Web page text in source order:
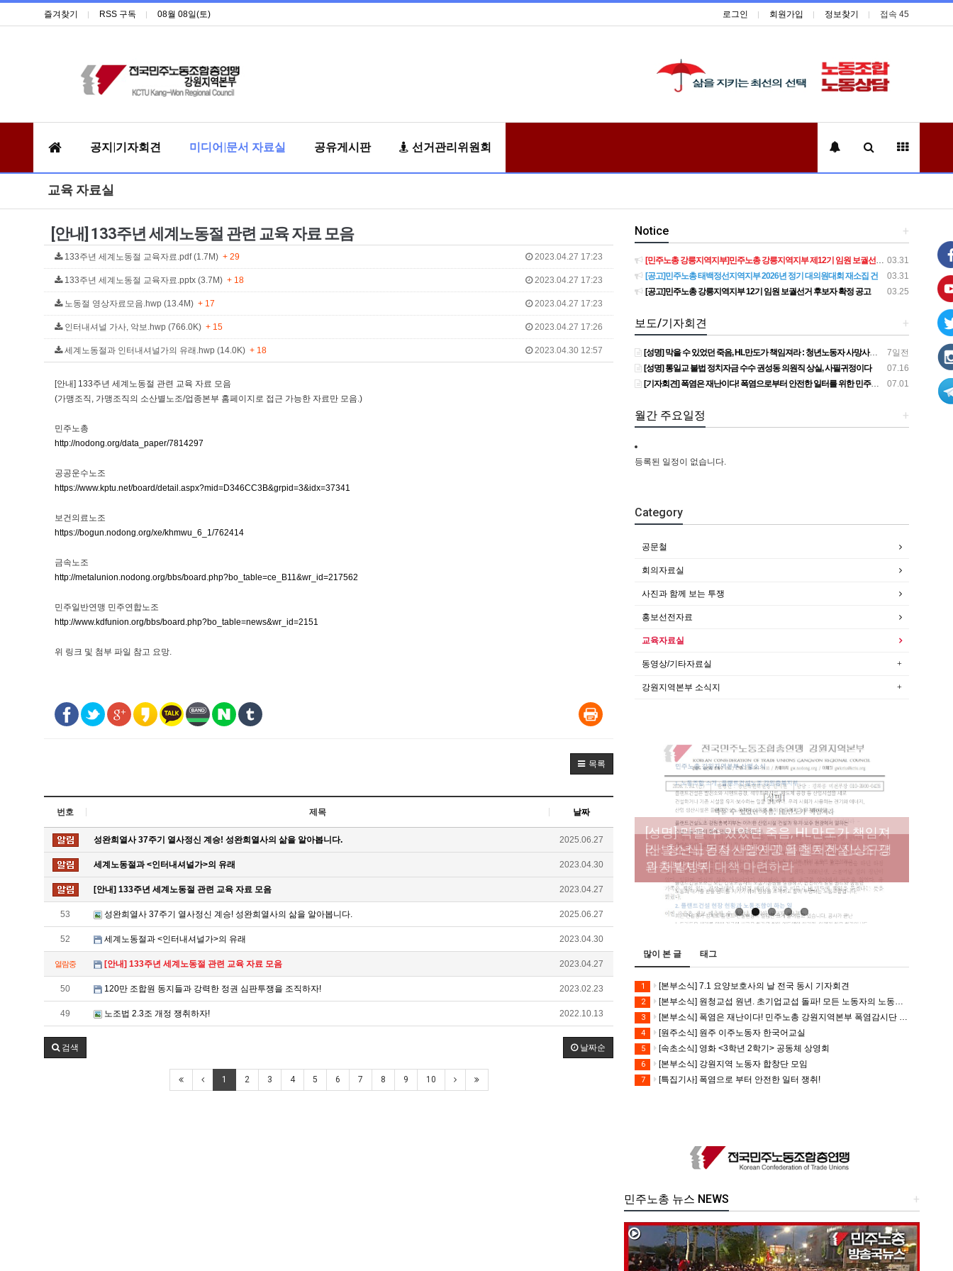
즐겨찾기 RSS 구독 08월 08일(토) 로그인 회원가입 정보찾기 접속 45
공지|기자회견 미디어|문서 자료실 공유게시판 선거관리위원회
교육 자료실
[안내] 133주년 세계노동절 관련 교육 자료 모음
2023.04.27 17:23
133주년 세계노동절 교육자료.pdf (1.7M) + 29
2023.04.27 17:23
133주년 세계노동절 교육자료.pptx (3.7M) + 18
2023.04.27 17:23
노동절 영상자료모음.hwp (13.4M) + 17
2023.04.27 17:26
인터내셔널 가사, 악보.hwp (766.0K) + 15
2023.04.30 12:57
세계노동절과 인터내셔널가의 유래.hwp (14.0K) + 18
[안내] 133주년 세계노동절 관련 교육 자료 모음
(가맹조직, 가맹조직의 소산별노조/업종본부 홈페이지로 접근 가능한 자료만 모음.)
민주노총
http://nodong.org/data_paper/7814297
공공운수노조
https://www.kptu.net/board/detail.aspx?mid=D346CC3B&grpid=3&idx=37341
보건의료노조
https://bogun.nodong.org/xe/khmwu_6_1/762414
금속노조
http://metalunion.nodong.org/bbs/board.php?bo_table=ce_B11&wr_id=217562
민주일반연맹 민주연합노조
http://www.kdfunion.org/bbs/board.php?bo_table=news&wr_id=2151
위 링크 및 첨부 파일 참고 요망.
목록
번호 제목 날짜
성완희열사 37주기 열사정신 계승! 성완희열사의 삶을 알아봅니다. 2025.06.27
세계노동절과 <인터내셔널가>의 유래 2023.04.30
[안내] 133주년 세계노동절 관련 교육 자료 모음 2023.04.27
53 성완희열사 37주기 열사정신 계승! 성완희열사의 삶을 알아봅니다. 2025.06.27
52 세계노동절과 <인터내셔널가>의 유래 2023.04.30
열람중 [안내] 133주년 세계노동절 관련 교육 자료 모음 2023.04.27
50 120만 조합원 동지들과 강력한 정권 심판투쟁을 조직하자! 2023.02.23
49 노조법 2.3조 개정 쟁취하자! 2022.10.13
날짜순
검색
1 2 3 4 5 6 7 8 9 10
+
Notice
03.31
[민주노총 강릉지역지부]민주노총 강릉지역지부 제12기 임원 보궐선거결과 공고
03.31
[공고]민주노총 태백정선지역지부 2026년 정기 대의원대회 재소집 건
03.25
[공고]민주노총 강릉지역지부 12기 임원 보궐선거 후보자 확정 공고
+
보도/기자회견
7일전
[성명] 막을 수 있었던 죽음, HL만도가 책임져라 : 청년노동자 사망사고의 철저한 진상규명과 재발방지 대책 마련하라
07.16
[성명] 통일교 불법 정치자금 수수 권성동 의원직 상실, 사필귀정이다
07.01
[기자회견] 폭염은 재난이다! 폭염으로부터 안전한 일터를 위한 민주노총 강원지역본부 폭염감시단 선포 기자회견
+
월간 주요일정
등록된 일정이 없습니다.
Category
공문철
회의자료실
사진과 함께 보는 투쟁
홍보선전자료
교육자료실
동영상/기타자료실
강원지역본부 소식지
[성명] 막을 수 있었던 죽음, HL만도가 책임져
라 : 청년노동자 사망사고의 철저한 진상규명
과 재발방지 대책 마련하라
[산별소식] 건설산업연맹 플랜트건설노조 강
원충북지부
[강릉,속초,원주,춘천] 폭염감시단 사업 이모저
모
[조합원☆인터뷰] 서비스연맹 전국학교비정
규직노동조합 강원지부 김유미 춘천지회장
[본부소식] 강원지역 노동자 합창단 모임
많이 본 글 태그
1 [본부소식] 7.1 요양보호사의 날 전국 동시 기자회견
2 [본부소식] 원청교섭 원년. 초기업교섭 돌파! 모든 노동자의 노동기본권 쟁취! 민주노총 7.15 총파업대회
3 [본부소식] 폭염은 재난이다! 민주노총 강원지역본부 폭염감시단 선포 기자회견
4 [원주소식] 원주 이주노동자 한국어교실
5 [속초소식] 영화 <3학년 2학기> 공동체 상영회
6 [본부소식] 강원지역 노동자 합창단 모임
7 [특집기사] 폭염으로 부터 안전한 일터 쟁취!
+
민주노총 뉴스 NEWS